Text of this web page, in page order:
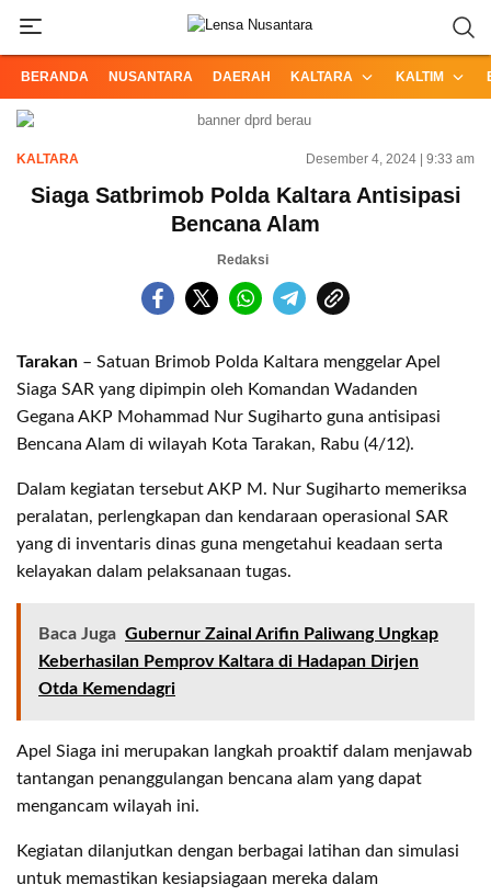
BERANDA NUSANTARA DAERAH KALTARA KALTIM
KALTARA Desember 4, 2024 | 9:33 am
Siaga Satbrimob Polda Kaltara Antisipasi
Bencana Alam
Redaksi
Tarakan – Satuan Brimob Polda Kaltara menggelar Apel
Siaga SAR yang dipimpin oleh Komandan Wadanden
Gegana AKP Mohammad Nur Sugiharto guna antisipasi
Bencana Alam di wilayah Kota Tarakan, Rabu (4/12).
Dalam kegiatan tersebut AKP M. Nur Sugiharto memeriksa
peralatan, perlengkapan dan kendaraan operasional SAR
yang di inventaris dinas guna mengetahui keadaan serta
kelayakan dalam pelaksanaan tugas.
Baca Juga Gubernur Zainal Arifin Paliwang Ungkap
Keberhasilan Pemprov Kaltara di Hadapan Dirjen
Otda Kemendagri
Apel Siaga ini merupakan langkah proaktif dalam menjawab
tantangan penanggulangan bencana alam yang dapat
mengancam wilayah ini.
Kegiatan dilanjutkan dengan berbagai latihan dan simulasi
untuk memastikan kesiapsiagaan mereka dalam